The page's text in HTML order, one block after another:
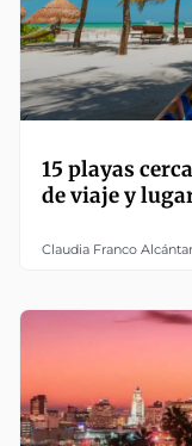
15 playas
de viaje y
Claudia Franco